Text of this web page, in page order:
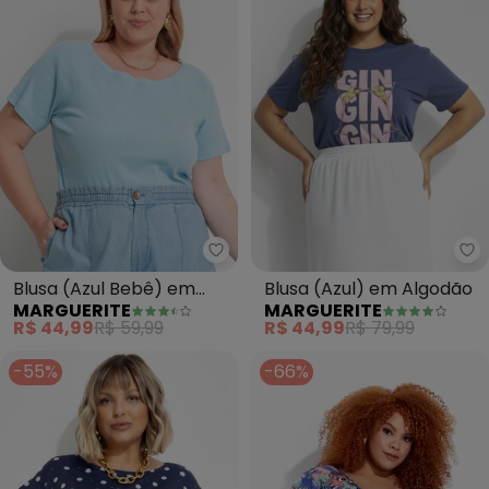
Marguerite - Blusa (Azul Bebê)
Blusa (Azul Bebê) em
Canelado
MARGUERITE
R$ 44,99R$ 59,99
Blusa (Azul) em Algodão
MARGUERITE
R$ 44,99R$ 79,99
-55%
-66%